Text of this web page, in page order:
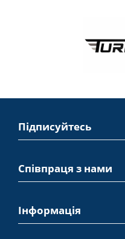
Підписуйтесь
Співпраця з нами
Інформація